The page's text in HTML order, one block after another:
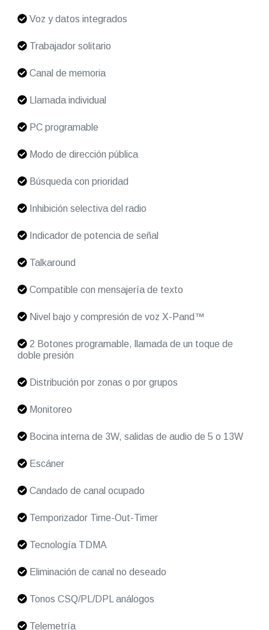
Voz y datos integrados
Trabajador solitario
Canal de memoria
Llamada individual
PC programable
Modo de dirección pública
Búsqueda con prioridad
Inhibición selectiva del radio
Indicador de potencia de señal
Talkaround
Compatible con mensajería de texto
Nivel bajo y compresión de voz X-Pand™
2 Botones programable, llamada de un toque de
doble presión
Distribución por zonas o por grupos
Monitoreo
Bocina interna de 3W, salidas de audio de 5 o 13W
Escáner
Candado de canal ocupado
Temporizador Time-Out-Timer
Tecnología TDMA
Eliminación de canal no deseado
Tonos CSQ/PL/DPL análogos
Telemetría